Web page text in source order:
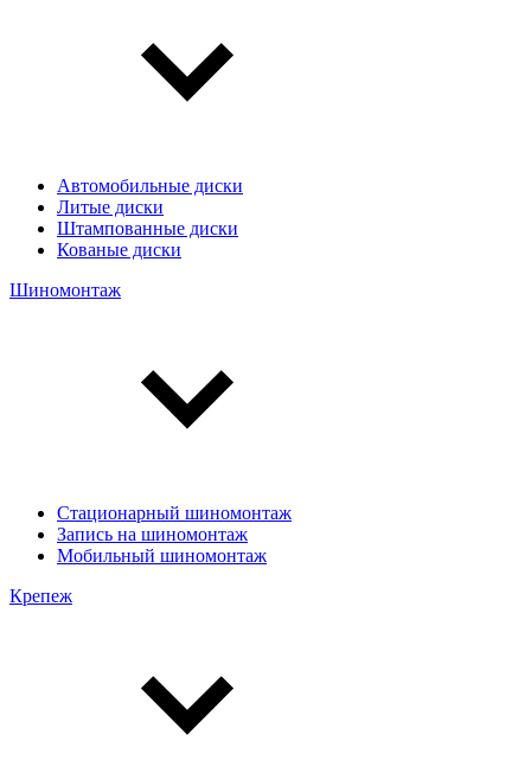
Автомобильные диски
Литые диски
Штампованные диски
Кованые диски
Шиномонтаж
Стационарный шиномонтаж
Запись на шиномонтаж
Мобильный шиномонтаж
Крепеж